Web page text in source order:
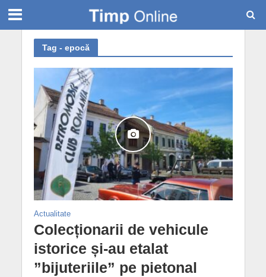
Tag - epocă
Actualitate
Colecționarii de vehicule
istorice și-au etalat
”bijuteriile” pe pietonal